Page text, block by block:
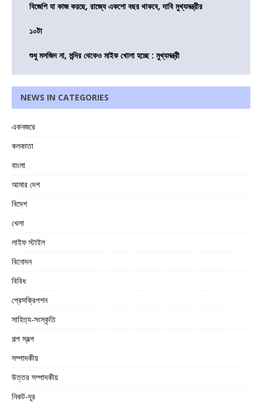
বিজেপি যা কাজ করছে, রাজ্যে একশো বছর থাকবে, দাবি মুখ্যমন্ত্রীর
১০টা
শুধু মসজিদ না, মন্দির থেকেও মাইক খোলা হচ্ছে : মুখ্যমন্ত্রী
NEWS IN CATEGORIES
একনজরে
কলকাতা
বাংলা
আমার দেশ
বিদেশ
খেলা
লাইফ স্টাইল
বিনোদন
বিবিধ
প্রেসক্রিপশন
সাহিত্য-সংস্কৃতি
গল্প স্বল্প
সম্পাদকীয়
উত্তর সম্পাদকীয়
নিকট-দূর